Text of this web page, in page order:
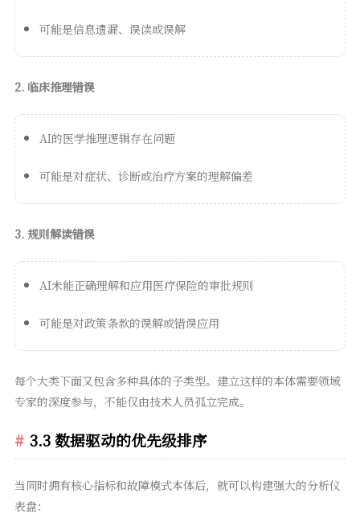
可能是信息遗漏、误读或误解
2. 临床推理错误
AI的医学推理逻辑存在问题
可能是对症状、诊断或治疗方案的理解偏差
3. 规则解读错误
AI未能正确理解和应用医疗保险的审批规则
可能是对政策条款的误解或错误应用
每个大类下面又包含多种具体的子类型。建立这样的本体需要领域
专家的深度参与，不能仅由技术人员孤立完成。
3.3 数据驱动的优先级排序
当同时拥有核心指标和故障模式本体后，就可以构建强大的分析仪
表盘：